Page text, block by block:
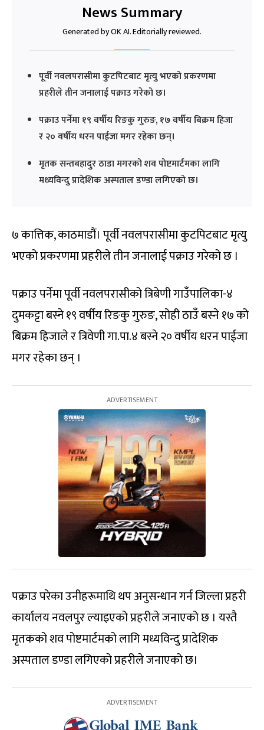
News Summary
Generated by OK AI. Editorially reviewed.
पूर्वी नवलपरासीमा कुटपिटबाट मृत्यु भएको प्रकरणमा
प्रहरीले तीन जनालाई पक्राउ गरेको छ।
पक्राउ पर्नेमा १९ वर्षीय रिङकु गुरुङ, १७ वर्षीय बिक्रम हिजा
र २० वर्षीय धरन पाईजा मगर रहेका छन्।
मृतक सन्तबहादुर ठाडा मगरको शव पोष्टमार्टमका लागि
मध्यविन्दु प्रादेशिक अस्पताल डण्डा लगिएको छ।
७ कात्तिक, काठमाडौं। पूर्वी नवलपरासीमा कुटपिटबाट मृत्यु
भएको प्रकरणमा प्रहरीले तीन जनालाई पक्राउ गरेको छ ।
पक्राउ पर्नेमा पूर्वी नवलपरासीको त्रिबेणी गाउँपालिका-४
दुमकट्टा बस्ने १९ वर्षीय रिङकु गुरुङ, सोही ठाउँ बस्‍ने १७ को
बिक्रम हिजाले र त्रिवेणी गा.पा.४ बस्ने २० वर्षीय धरन पाईजा
मगर रहेका छन् ।
पक्राउ परेका उनीहरूमाथि थप अनुसन्धान गर्न जिल्ला प्रहरी
कार्यालय नवलपुर ल्याइएको प्रहरीले जनाएको छ । यस्तै
मृतकको शव पोष्टमार्टमको लागि मध्यविन्दु प्रादेशिक
अस्पताल डण्डा लगिएको प्रहरीले जनाएको छ।